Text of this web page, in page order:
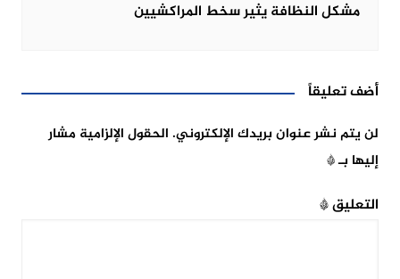
مشكل النظافة يثير سخط المراكشيين
أضف تعليقاً
لن يتم نشر عنوان بريدك الإلكتروني. الحقول الإلزامية مشار
إليها بـ*
التعليق*